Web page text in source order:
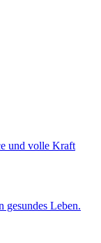
und volle Kraft
gesundes Leben.